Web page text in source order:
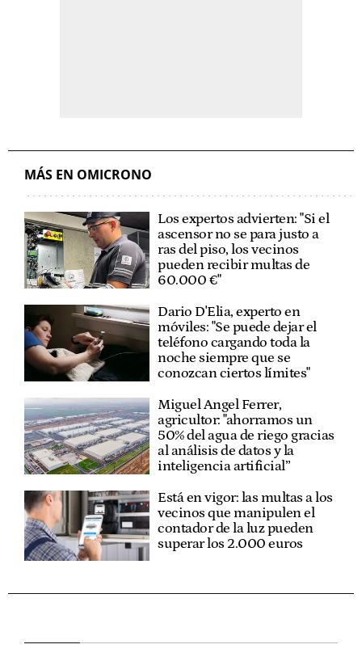
MÁS EN OMICRONO
Los expertos advierten: "Si el
ascensor no se para justo a
ras del piso, los vecinos
pueden recibir multas de
60.000 €"
Dario D'Elia, experto en
móviles: "Se puede dejar el
teléfono cargando toda la
noche siempre que se
conozcan ciertos límites"
Miguel Angel Ferrer,
agricultor: "ahorramos un
50% del agua de riego gracias
al análisis de datos y la
inteligencia artificial”
Está en vigor: las multas a los
vecinos que manipulen el
contador de la luz pueden
superar los 2.000 euros